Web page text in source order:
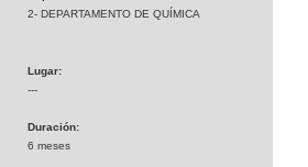
2- DEPARTAMENTO DE QUÍMICA
Lugar:
---
Duración:
6 meses